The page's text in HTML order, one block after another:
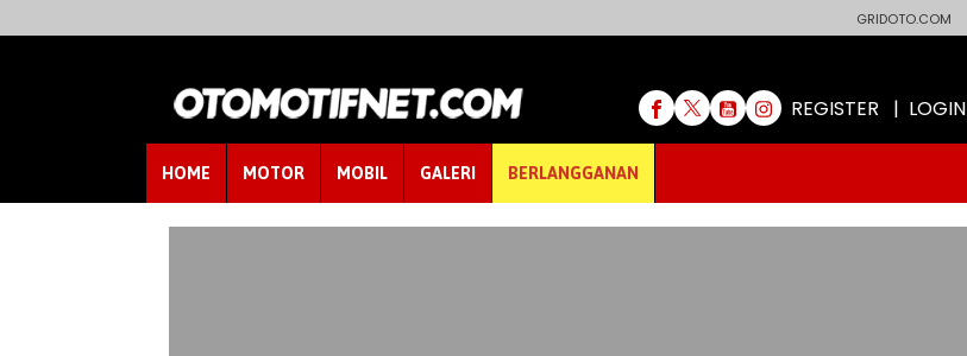
GRIDOTO.COM
REGISTER | LOGIN
HOME MOTOR MOBIL GALERI BERLANGGANAN